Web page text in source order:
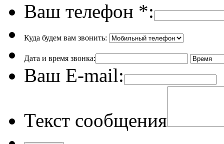
Ваш телефон *:
Куда будем вам звонить:
Дата и время звонка:
Ваш E-mail:
Текст сообщения